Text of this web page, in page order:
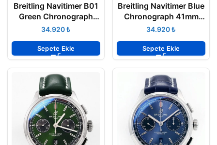
Breitling Navitimer B01
Green Chronograph
41mm Eta Saat
₺
Sepete Ekle
Breitling Navitimer Blue
Chronograph 41mm
Super Clone Eta
₺
Sepete Ekle